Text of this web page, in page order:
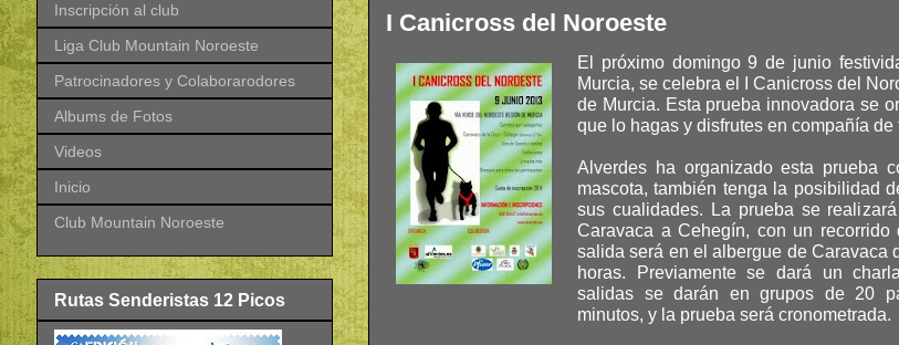
I Canicross del Noroeste
El próximo domingo 9 de junio
Murcia, se celebra el I Canicross del
de Murcia. Esta prueba innovadora se
que lo hagas y disfrutes en compañía de
Alverdes ha organizado esta prueba
mascota, también tenga la posibilidad
sus cualidades. La prueba se
Caravaca a Cehegín, con un recorrido
salida será en el albergue de Caravaca
horas. Previamente se dará un
salidas se darán en grupos de 20
minutos, y la prueba será cronometrada.
Inscripción al club
Liga Club Mountain Noroeste
Patrocinadores y Colaborarodores
Albums de Fotos
Videos
Inicio
Club Mountain Noroeste
Rutas Senderistas 12 Picos